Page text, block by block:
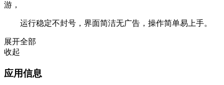
游，
运行稳定不封号，界面简洁无广告，操作简单易上手。
展开全部
收起
应用信息